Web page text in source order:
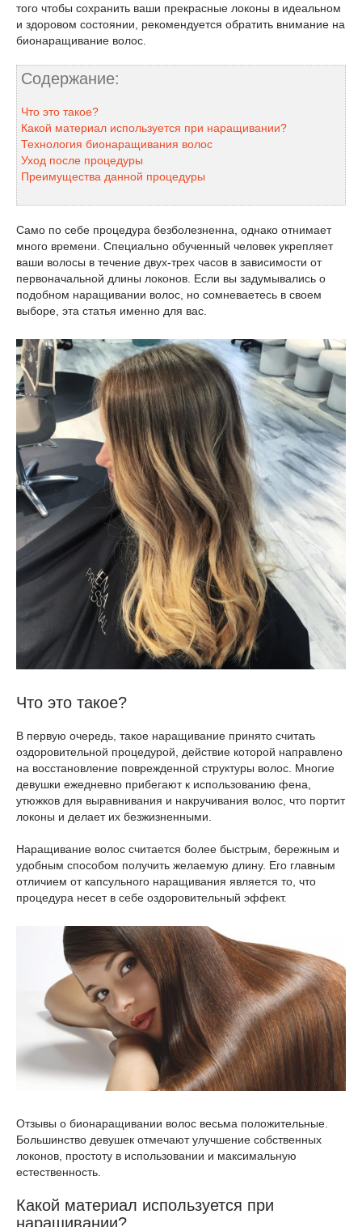
того чтобы сохранить ваши прекрасные локоны в идеальном
и здоровом состоянии, рекомендуется обратить внимание на
бионаращивание волос.
Содержание:
Что это такое?
Какой материал используется при наращивании?
Технология бионаращивания волос
Уход после процедуры
Преимущества данной процедуры
Само по себе процедура безболезненна, однако отнимает
много времени. Специально обученный человек укрепляет
ваши волосы в течение двух-трех часов в зависимости от
первоначальной длины локонов. Если вы задумывались о
подобном наращивании волос, но сомневаетесь в своем
выборе, эта статья именно для вас.
Что это такое?
В первую очередь, такое наращивание принято считать
оздоровительной процедурой, действие которой направлено
на восстановление поврежденной структуры волос. Многие
девушки ежедневно прибегают к использованию фена,
утюжков для выравнивания и накручивания волос, что портит
локоны и делает их безжизненными.
Наращивание волос считается более быстрым, бережным и
удобным способом получить желаемую длину. Его главным
отличием от капсульного наращивания является то, что
процедура несет в себе оздоровительный эффект.
Отзывы о бионаращивании волос весьма положительные.
Большинство девушек отмечают улучшение собственных
локонов, простоту в использовании и максимальную
естественность.
Какой материал используется при
наращивании?